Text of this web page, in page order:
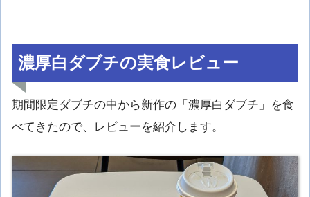
濃厚白ダブチの実食レビュー
期間限定ダブチの中から新作の「濃厚白ダブチ」を食
べてきたので、レビューを紹介します。